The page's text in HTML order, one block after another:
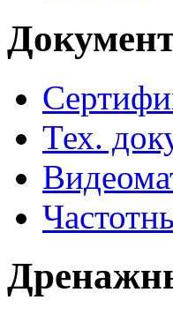
Тех.